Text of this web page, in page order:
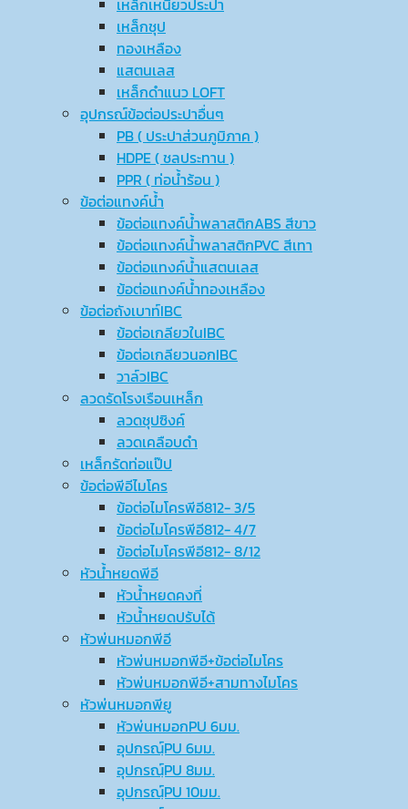
เหล็กเหนียวประปา
เหล็กชุป
ทองเหลือง
แสตนเลส
เหล็กดำแนว LOFT
อุปกรณ์ข้อต่อประปาอื่นๆ
PB ( ประปาส่วนภูมิภาค )
HDPE ( ชลประทาน )
PPR ( ท่อน้ำร้อน )
ข้อต่อแทงค์น้ำ
ข้อต่อแทงค์น้ำพลาสติกABS สีขาว
ข้อต่อแทงค์น้ำพลาสติกPVC สีเทา
ข้อต่อแทงค์น้ำแสตนเลส
ข้อต่อแทงค์น้ำทองเหลือง
ข้อต่อถังเบาท์IBC
ข้อต่อเกลียวในIBC
ข้อต่อเกลียวนอกIBC
วาล์วIBC
ลวดรัดโรงเรือนเหล็ก
ลวดชุปซิงค์
ลวดเคลือบดำ
เหล็กรัดท่อแป๊ป
ข้อต่อพีอีไมโคร
ข้อต่อไมโครพีอี812- 3/5
ข้อต่อไมโครพีอี812- 4/7
ข้อต่อไมโครพีอี812- 8/12
หัวน้ำหยดพีอี
หัวน้ำหยดคงที่
หัวน้ำหยดปรับได้
หัวพ่นหมอกพีอี
หัวพ่นหมอกพีอี+ข้อต่อไมโคร
หัวพ่นหมอกพีอี+สามทางไมโคร
หัวพ่นหมอกพียู
หัวพ่นหมอกPU 6มม.
อุปกรณ์ฺPU 6มม.
อุปกรณ์ฺPU 8มม.
อุปกรณ์ฺPU 10มม.